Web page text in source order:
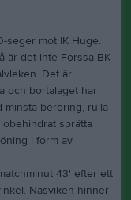
seger mot IK Huge.
är det inte Forssa BK
Det är
och bortalaget har
minsta beröring, rulla
sprätta
i form av
43' efter ett
Näsviken hinner